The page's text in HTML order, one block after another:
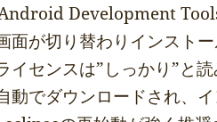
Android Development
面が切り替わりインスト
イセンスは”しっかり”と
動でダウンロードされ、イ